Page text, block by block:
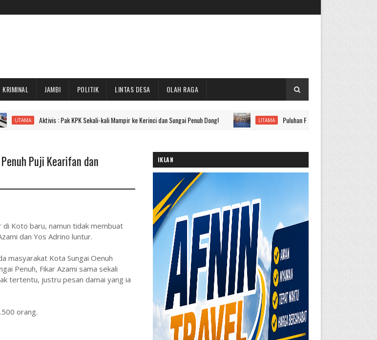
KRIMINAL JAMBI POLITIK LINTAS DESA OLAH RAGA
Aktivis : Pak KPK Sekali-kali Mampir ke Kerinci dan Sungai Penuh Dong! UTAMA Puluhan Pejabat Eselon II hingga IV Pemkot
Puji Kearifan dan
di Koto baru, namun tidak membuat
dan Yos Adrino luntur.
masyarakat Kota Sungai Oenuh
Penuh, Fikar Azami sama sekali
tertentu, justru pesan damai yang ia
orang.
IKLAN